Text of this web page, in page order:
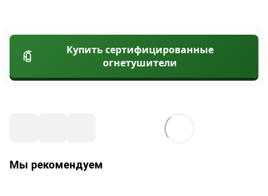
Купить сертифицированные
огнетушители
Мы рекомендуем